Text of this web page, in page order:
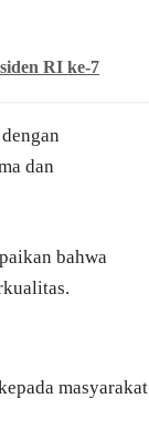
RI ke-7
dan
bahwa
masyarakat